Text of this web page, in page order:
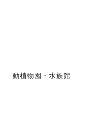
動植物園・水族館